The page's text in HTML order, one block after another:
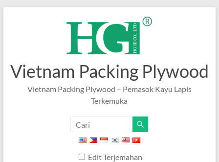
Vietnam Packing Plywood
Vietnam Packing Plywood – Pemasok Kayu Lapis
Terkemuka
Edit Terjemahan